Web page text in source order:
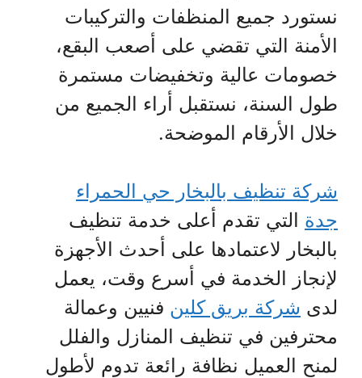
نستورد جميع المنظفات والتركيبات
الأمنة التي تقضي على أصعب البقع،
خصومات عالية وتخفيضات مستمرة
طول السنة، نستقبل أراء الجميع من
خلال الأرقام الموضحة.
شركة تنظيف بالبخار حي الحمراء
جدة التي تقدم أعلى خدمة تنظيف
بالبخار لاعتمادها على أحدث الأجهزة
لإنجاز الخدمة في أسرع وقت، يعمل
لدى شركة بريق كلين فنيين وعمالة
محترفين في تنظيف المنازل والفلل
لمنح العميل نظافة رائعة تدوم لأطول